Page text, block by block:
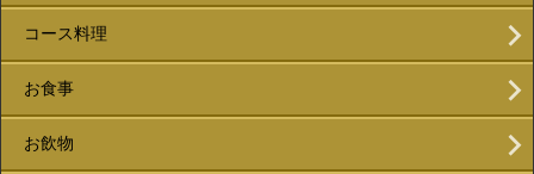
コース料理
お食事
お飲物